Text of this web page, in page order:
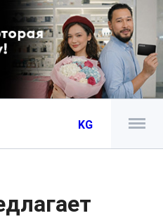
KG